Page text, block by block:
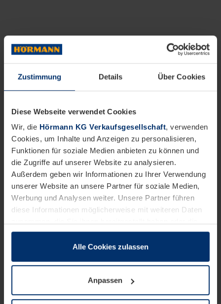
Zustimmung Details Über Cookies
Diese Webseite verwendet Cookies
Wir, die Hörmann KG Verkaufsgesellschaft, verwenden
Cookies, um Inhalte und Anzeigen zu personalisieren,
Funktionen für soziale Medien anbieten zu können und
die Zugriffe auf unserer Website zu analysieren.
Außerdem geben wir Informationen zu Ihrer Verwendung
unserer Website an unsere Partner für soziale Medien,
Werbung und Analysen weiter. Unsere Partner führen
diese Informationen möglicherweise mit weiteren Daten
sie im Rahmen Ihrer Nutzung der Dienste gesammelt
wenn diese für den Betrieb dieser Seite unbedingt
notwendig sind. Für alle anderen Cookie-Typen benötigen
wir Ihre Erlaubnis. Ihre Einwilligung können Sie jederzeit
Alle Cookies zulassen
Anpassen